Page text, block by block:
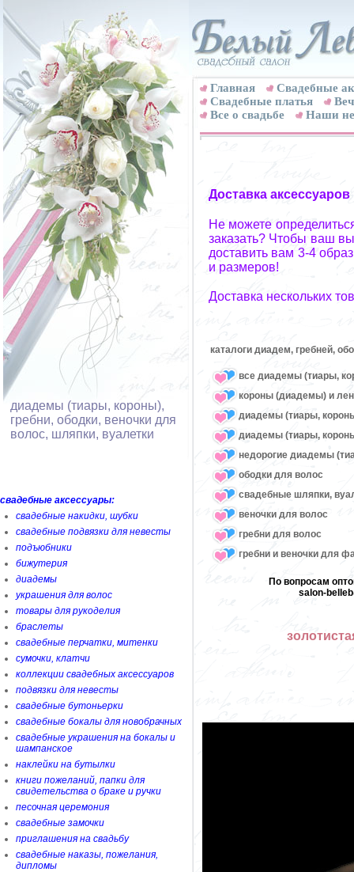
диадемы (тиары, короны),
гребни, ободки, веночки для
волос, шляпки, вуалетки
свадебные аксессуары:
свадебные накидки, шубки
свадебные подвязки для невесты
подъюбники
бижутерия
диадемы
украшения для волос
товары для рукоделия
браслеты
свадебные перчатки, митенки
сумочки, клатчи
коллекции свадебных аксессуаров
подвязки для невесты
свадебные бутоньерки
свадебные бокалы для новобрачных
свадебные украшения на бокалы и
шампанское
наклейки на бутылки
книги пожеланий, папки для
свидетельства о браке и ручки
песочная церемония
свадебные замочки
приглашения на свадьбу
свадебные наказы, пожелания,
дипломы
Главная
Свадебные
Cвадебные платья
Все о свадьбе
Наши
Доставка
Не можете
заказать? Чтобы ваш
доставить вам 3-4
и размеров!
Доставка нескольких
каталоги диадем, гребней,
все диадемы (тиары,
короны (диадемы) и
диадемы (тиары,
диадемы (тиары,
недорогие диадемы
ободки для волос
свадебные шляпки,
веночки для волос
гребни для волос
гребни и веночки для
По вопросам
salon-